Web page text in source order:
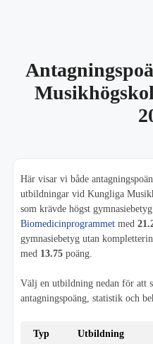
Här visar vi både
utbildningar vid Kungliga
som krävde högst
Biomedicinprogrammet med
gymnasiebetyg utan
med 13.75 poäng.
Välj en utbildning nedan för att
antagningspoäng, statistik och
Typ Utbildning